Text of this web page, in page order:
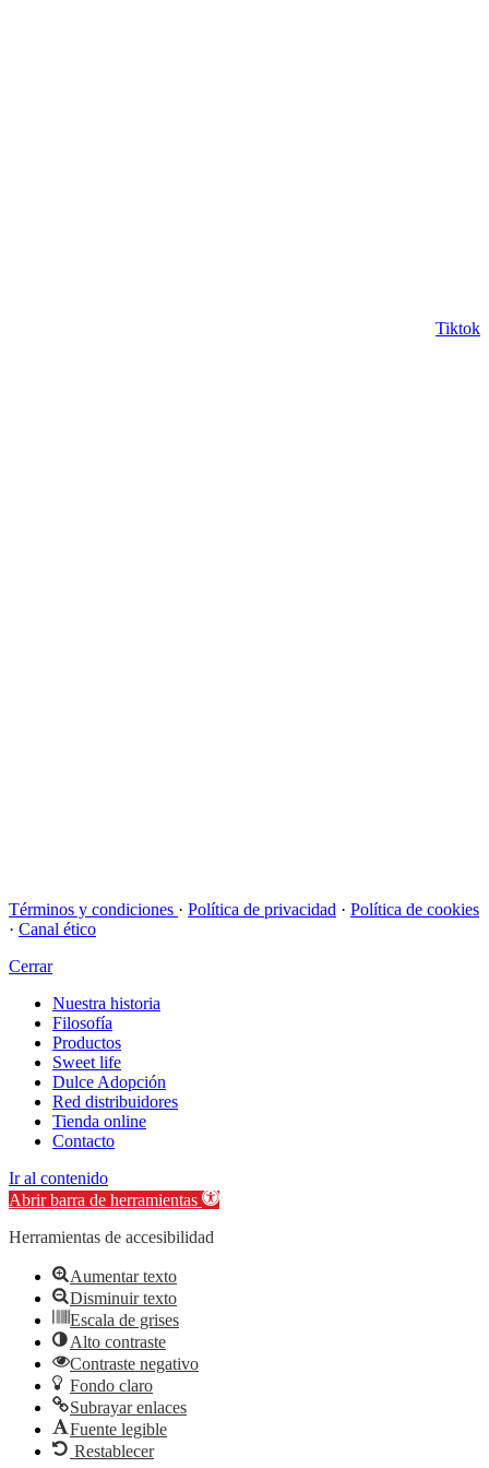
Tiktok
Términos y condiciones · Política de privacidad · Política de cookies
· Canal ético
Cerrar
Nuestra historia
Filosofía
Productos
Sweet life
Dulce Adopción
Red distribuidores
Tienda online
Contacto
Ir al contenido
Abrir barra de herramientas
Herramientas de accesibilidad
Aumentar texto
Disminuir texto
Escala de grises
Alto contraste
Contraste negativo
Fondo claro
Subrayar enlaces
Fuente legible
Restablecer